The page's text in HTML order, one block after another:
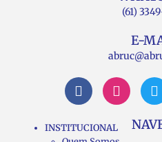
(61)
E-
INSTITUCIONAL